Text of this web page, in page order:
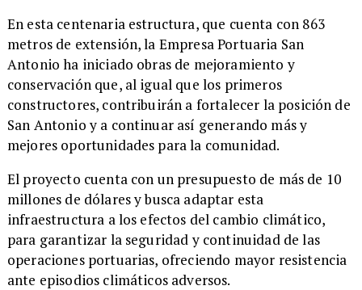
​En esta centenaria estructura, que cuenta con 863
metros de extensión, la Empresa Portuaria San
Antonio ha iniciado obras de mejoramiento y
conservación que, al igual que los primeros
constructores, contribuirán a fortalecer la posición de
San Antonio y a continuar así generando más y
mejores oportunidades para la comunidad.
​El proyecto cuenta con un presupuesto de más de 10
millones de dólares y busca adaptar esta
infraestructura a los efectos del cambio climático,
para garantizar la seguridad y continuidad de las
operaciones portuarias, ofreciendo mayor resistencia
ante episodios climáticos adversos.